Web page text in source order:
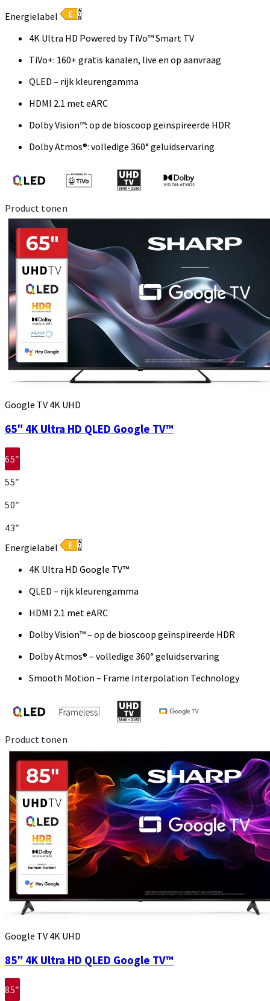
Energielabel
4K Ultra HD Powered by TiVo™ Smart TV
TiVo+: 160+ gratis kanalen, live en op aanvraag
QLED – rijk kleurengamma
HDMI 2.1 met eARC
Dolby Vision™: op de bioscoop geïnspireerde HDR
Dolby Atmos®: volledige 360° geluidservaring
Product tonen
Google TV 4K UHD
65″ 4K Ultra HD QLED Google TV™
65″
55″
50″
43″
Energielabel
4K Ultra HD Google TV™
QLED – rijk kleurengamma
HDMI 2.1 met eARC
Dolby Vision™ – op de bioscoop geïnspireerde HDR
Dolby Atmos® – volledige 360° geluidservaring
Smooth Motion – Frame Interpolation Technology
Product tonen
Google TV 4K UHD
85″ 4K Ultra HD QLED Google TV™
85″